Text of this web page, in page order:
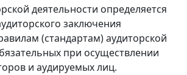
деятельности определяется
заключения
(стандартам) аудиторской
при осуществлении
и аудируемых лиц.